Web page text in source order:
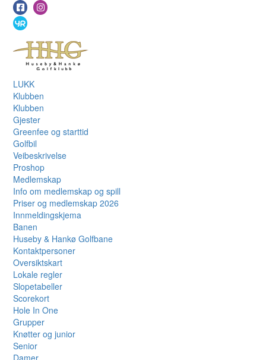
LUKK
Klubben
Klubben
Gjester
Greenfee og starttid
Golfbil
Veibeskrivelse
Proshop
Medlemskap
Info om medlemskap og spill
Priser og medlemskap 2026
Innmeldingskjema
Banen
Huseby & Hankø Golfbane
Kontaktpersoner
Oversiktskart
Lokale regler
Slopetabeller
Scorekort
Hole In One
Grupper
Knøtter og junior
Senior